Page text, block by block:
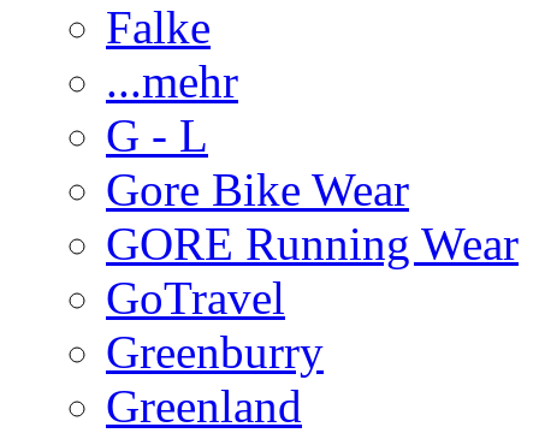
Falke
...mehr
G - L
Gore Bike Wear
GORE Running Wear
GoTravel
Greenburry
Greenland